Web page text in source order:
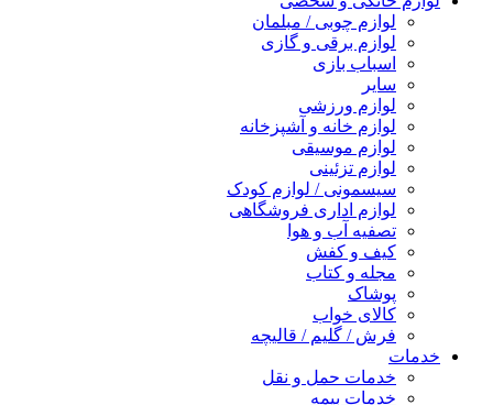
لوازم چوبی / مبلمان
لوازم برقی و گازی
اسباب بازی
سایر
لوازم ورزشی
لوازم خانه و آشپزخانه
لوازم موسیقی
لوازم تزئینی
سیسمونی / لوازم کودک
لوازم اداری فروشگاهی
تصفیه آب و هوا
کیف و کفش
مجله و کتاب
پوشاک
کالای خواب
فرش / گلیم / قالیچه
خدمات
خدمات حمل و نقل
خدمات بیمه